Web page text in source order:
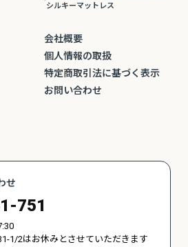
シルキーマットレス
会社概要
個人情報の取扱
特定商取引法に基づく表示
お問い合わせ
せ
751
1/2はお休みとさせていただきます